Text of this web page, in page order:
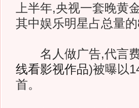
上半年,央视一套晚黄
其中娱乐明星占总量
名人做广告,代言费
线看影视作品)被曝以
首。